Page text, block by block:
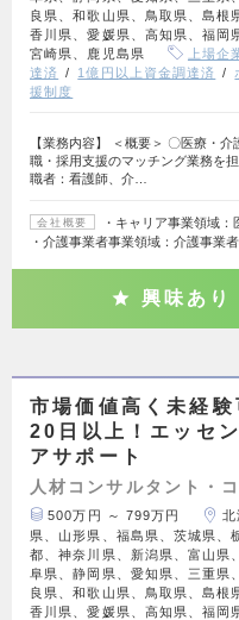
良県、和歌山県、鳥取県、島根
香川県、愛媛県、高知県、福岡
宮崎県、鹿児島県
上場企
達済
1億円以上資金調達済
援制度
【業務内容】 ＜概要＞ 〇医療・
職・採用支援のマッチング業務を
職者：看護師、介…
会社概要
・キャリア事業領域
・介護事業者事業領域：介護事業
興味あり
市場価値高く未経
20日以上！エッセ
アサポート
人材コンサルタント・
500万円 ～ 799万円
北
県、山形県、福島県、茨城県、
都、神奈川県、新潟県、富山県
阜県、静岡県、愛知県、三重県
良県、和歌山県、鳥取県、島根
香川県、愛媛県、高知県、福岡